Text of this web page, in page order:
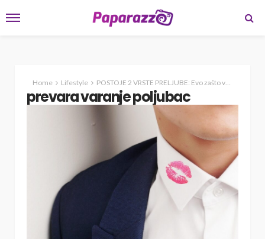
Home Lifestyle POSTOJE 2 VRSTE PRELJUBE: Evo zašto varaju muškarci, a zašto žene! Bitna razlika!
prevara varanje poljubac